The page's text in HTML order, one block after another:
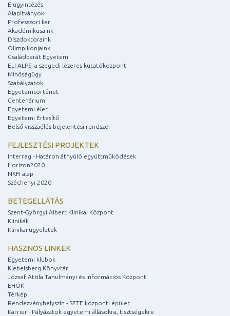
E-ügyintézés
Alapítványok
Professzori kar
Akadémikusaink
Díszdoktoraink
Olimpikonjaink
Családbarát Egyetem
ELI-ALPS, a szegedi lézeres kutatóközpont
Minőségügy
Szabályzatok
Egyetemtörténet
Centenárium
Egyetemi élet
Egyetemi Értesítő
Belső visszaélés-bejelentési rendszer
FEJLESZTÉSI PROJEKTEK
Interreg - Határon átnyúló együttműködések
Horizon2020
NKFI alap
Széchenyi 2020
BETEGELLÁTÁS
Szent-Györgyi Albert Klinikai Központ
Klinikák
Klinikai ügyeletek
HASZNOS LINKEK
Egyetemi klubok
Klebelsberg Könyvtár
József Attila Tanulmányi és Információs Központ
EHÖK
Térkép
Rendezvényhelyszín - SZTE központi épület
Karrier - Pályázatok egyetemi állásokra, tisztségekre